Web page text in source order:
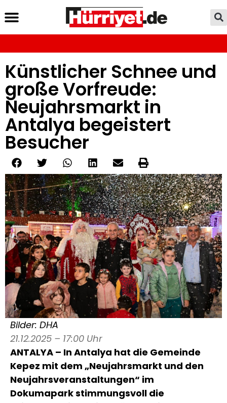
Künstlicher Schnee und
große Vorfreude:
Neujahrsmarkt in
Antalya begeistert
Besucher
Bilder: DHA
21.12.2025 – 17:00 Uhr
ANTALYA – In Antalya hat die Gemeinde
Kepez mit dem „Neujahrsmarkt und den
Neujahrsveranstaltungen“ im
Dokumapark stimmungsvoll die